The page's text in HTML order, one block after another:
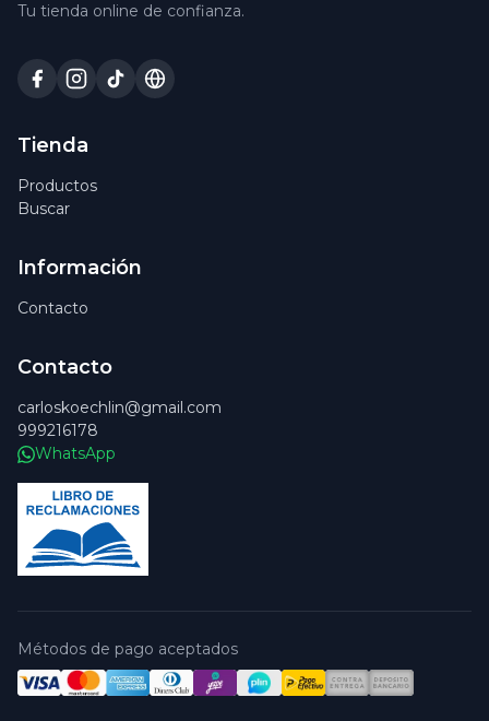
Tu tienda online de confianza.
Tienda
Productos
Buscar
Información
Contacto
Contacto
carloskoechlin@gmail.com
999216178
WhatsApp
Métodos de pago aceptados